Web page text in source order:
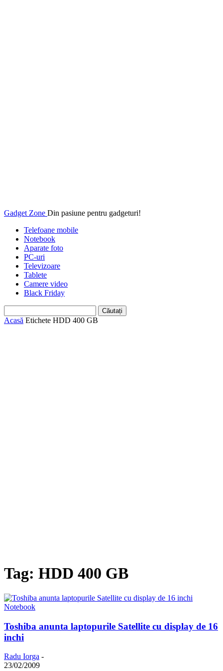
Gadget Zone Din pasiune pentru gadgeturi!
Telefoane mobile
Notebook
Aparate foto
PC-uri
Televizoare
Tablete
Camere video
Black Friday
Acasă Etichete HDD 400 GB
Tag: HDD 400 GB
Notebook
Toshiba anunta laptopurile Satellite cu display de 16
inchi
Radu Iorga -
23/02/2009